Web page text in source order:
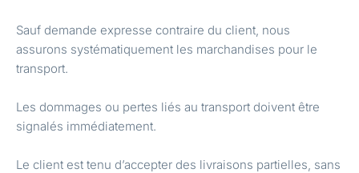
Sauf demande expresse contraire du client, nous
assurons systématiquement les marchandises pour le
transport.
Les dommages ou pertes liés au transport doivent être
signalés immédiatement.
Le client est tenu d’accepter des livraisons partielles, sans